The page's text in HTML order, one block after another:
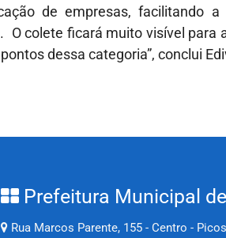
de empresas, facilitando a
colete ficará muito visível para
dessa categoria”, conclui
Prefeitura Municipal
Rua Marcos Parente, 155 - Centro -